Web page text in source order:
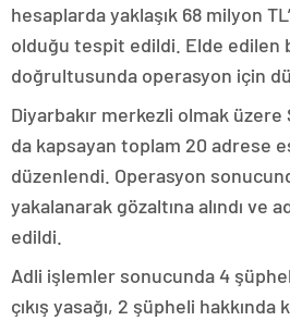
hesaplarda yaklaşık 68 milyon
olduğu tespit edildi. Elde edilen
doğrultusunda operasyon için
Diyarbakır merkezli olmak üzere
da kapsayan toplam 20 adrese
düzenlendi. Operasyon
yakalanarak gözaltına alındı ve
edildi.
Adli işlemler sonucunda 4
çıkış yasağı, 2 şüpheli